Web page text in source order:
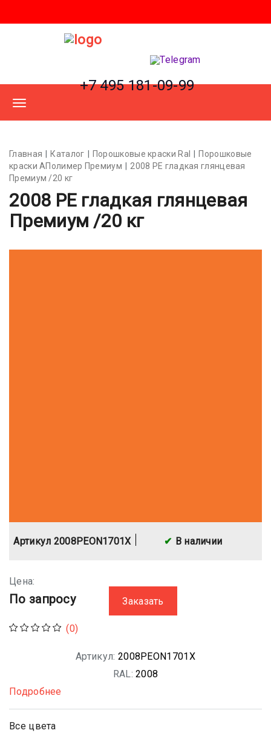
+7 495 181-09-99
Главная Каталог Порошковые краски Ral
Порошковые
краски АПолимер Премиум
2008 PE гладкая глянцевая
Премиум /20 кг
2008 PE гладкая глянцевая
Премиум /20 кг
Артикул 2008PEON1701X В наличии
Цена:
По запросу Заказать
(0)
Артикул: 2008PEON1701X
RAL: 2008
Подробнее
Все цвета